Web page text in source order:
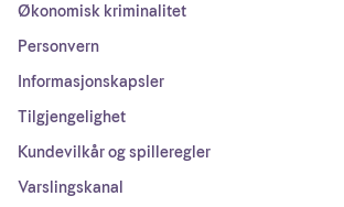
Økonomisk kriminalitet
Personvern
Informasjonskapsler
Tilgjengelighet
Kundevilkår og spilleregler
Varslingskanal